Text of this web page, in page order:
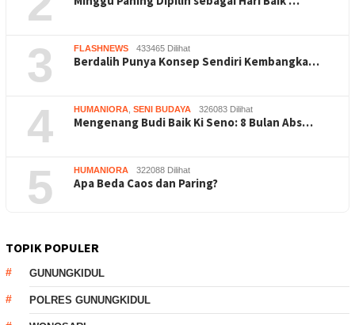
3 FLASHNEWS 433465 Dilihat
Berdalih Punya Konsep Sendiri Kembangka…
4 HUMANIORA SENI BUDAYA 326083 Dilihat
Mengenang Budi Baik Ki Seno: 8 Bulan Abs…
5 HUMANIORA 322088 Dilihat
Apa Beda Caos dan Paring?
TOPIK POPULER
GUNUNGKIDUL
POLRES GUNUNGKIDUL